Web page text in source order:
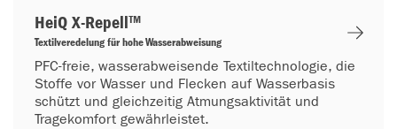
HeiQ X-Repell™
Textilveredelung für hohe Wasserabweisung
PFC-freie, wasserabweisende Textiltechnologie, die
Stoffe vor Wasser und Flecken auf Wasserbasis
schützt und gleichzeitig Atmungsaktivität und
Tragekomfort gewährleistet.